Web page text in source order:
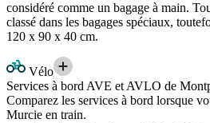
considéré comme un bagage à main.
classé dans les bagages spéciaux,
120 x 90 x 40 cm.
Vélo
Services à bord AVE et AVLO de
Comparez les services à bord lorsque
Murcie en train.